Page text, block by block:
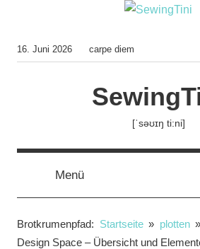
springen
16. Juni 2026 carpe diem
[ˈsəʊɪŋ ti:ni]
Menü
Brotkrumenpfad: Startseite plotten
Design Space – Übersicht und